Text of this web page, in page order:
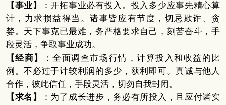
【事业】
：开拓事业必有投入。投入多少应事先精心算
计，力求损益得当。诸事皆应有节度，切忌欺诈、贪
婪。天下事克已最难，务严格要求自己，刻苦奋斗，手
段灵活，争取事业成功。
【经商】
：全面调查市场行情，计算投入和收益的比
例。不必过于计较利润的多少，获利即可。真诚与他人
合作，彼此信任，手段灵活，切勿自我封闭。
【求名】
：为了成长进步，务必有所投入，且应付诸实